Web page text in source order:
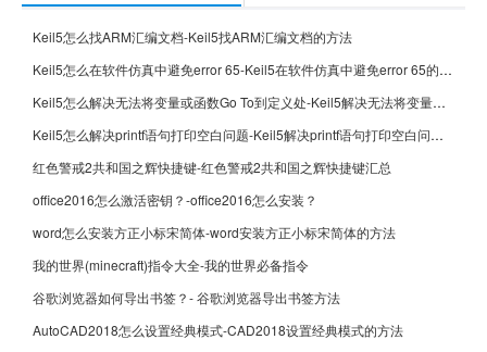
Keil5怎么找ARM汇编文档-Keil5找ARM汇编文档的方法
Keil5怎么在软件仿真中避免error 65-Keil5在软件仿真中避免error 65的方法
Keil5怎么解决无法将变量或函数Go To到定义处-Keil5解决无法将变量或函数Go To到定义处的方法
Keil5怎么解决printf语句打印空白问题-Keil5解决printf语句打印空白问题的方法
红色警戒2共和国之辉快捷键-红色警戒2共和国之辉快捷键汇总
office2016怎么激活密钥？-office2016怎么安装？
word怎么安装方正小标宋简体-word安装方正小标宋简体的方法
我的世界(minecraft)指令大全-我的世界必备指令
谷歌浏览器如何导出书签？- 谷歌浏览器导出书签方法
AutoCAD2018怎么设置经典模式-CAD2018设置经典模式的方法